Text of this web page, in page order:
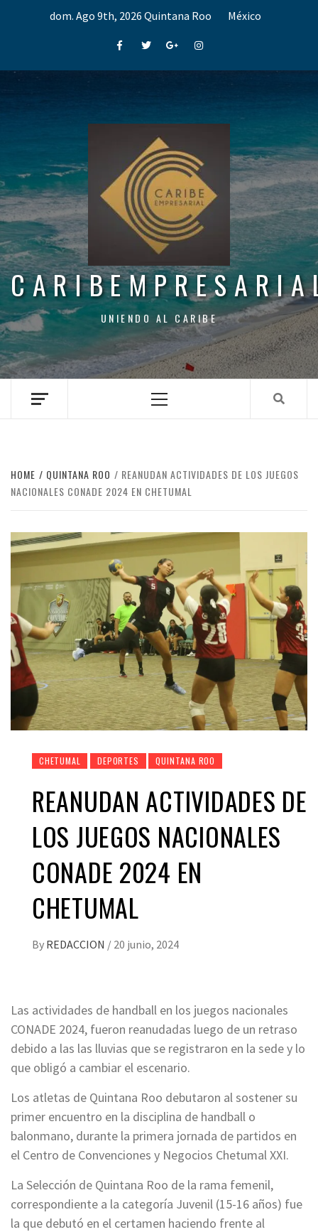
dom. Ago 9th, 2026 Quintana Roo México
FacebookTwitterGoogle+Instagram
UNIENDO AL CARIBE
Menu
HOME QUINTANA ROO
REANUDAN ACTIVIDADES DE LOS JUEGOS
NACIONALES CONADE 2024 EN CHETUMAL
CHETUMAL DEPORTES QUINTANA ROO
REANUDAN ACTIVIDADES DE
LOS JUEGOS NACIONALES
CONADE 2024 EN
CHETUMAL
By REDACCION / 20 junio, 2024
Las actividades de handball en los juegos nacionales
CONADE 2024, fueron reanudadas luego de un retraso
debido a las las lluvias que se registraron en la sede y lo
que obligó a cambiar el escenario.
Los atletas de Quintana Roo debutaron al sostener su
primer encuentro en la disciplina de handball o
balonmano, durante la primera jornada de partidos en
el Centro de Convenciones y Negocios Chetumal XXI.
La Selección de Quintana Roo de la rama femenil,
correspondiente a la categoría Juvenil (15-16 años) fue
la que debutó en el certamen haciendo frente al